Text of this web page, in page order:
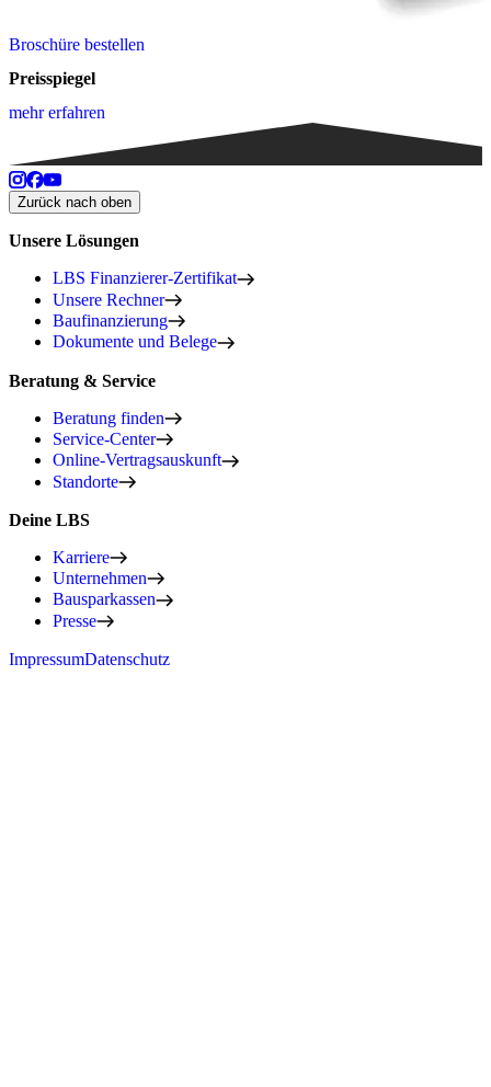
Broschüre bestellen
Preisspiegel
mehr erfahren
Zurück nach oben
Unsere Lösungen
LBS Finanzierer-Zertifikat
Unsere Rechner
Baufinanzierung
Dokumente und Belege
Beratung & Service
Beratung finden
Service-Center
Online-Vertragsauskunft
Standorte
Deine LBS
Karriere
Unternehmen
Bausparkassen
Presse
ImpressumDatenschutz